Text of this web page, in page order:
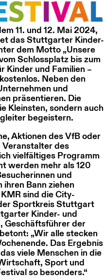
11. und 12. Mai 2024,
das Stuttgarter Kinder-
dem Motto „Unsere
Schlossplatz bis zum
Kinder und Familien –
Neben den
und
präsentieren. Die
Kleinsten, sondern auch
begeistern.
Aktionen des VfB oder
Veranstalter des
vielfältiges Programm
werden mehr als 120
und
ihren Bann ziehen
sind die City-
Sportkreis Stuttgart
Kinder- und
Geschäftsführer der
„Wir alle stecken
Das Ergebnis
viele Menschen in die
Sport und
so besonders.“